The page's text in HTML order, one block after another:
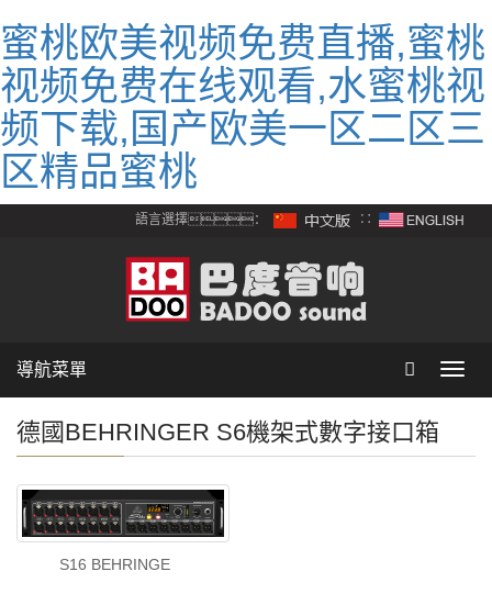
蜜桃欧美视频免费直播,蜜桃
视频免费在线观看,水蜜桃视
频下载,国产欧美一区二区三
区精品蜜桃
語言選擇： ∷
導航菜單
德國BEHRINGER S6機架式數字接口箱
S16 BEHRINGE